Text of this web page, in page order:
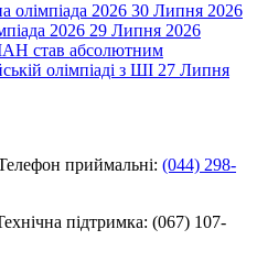
олімпіада 2026 30 Липня 2026
2026 29 Липня 2026
став абсолютним
олімпіаді з ШІ 27 Липня
приймальні: (044) 298-
підтримка: (067) 107-